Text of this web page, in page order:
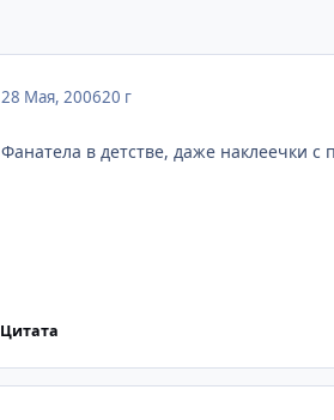
28 Мая, 200620 г
Фанатела в детстве, даже наклеечки
Цитата